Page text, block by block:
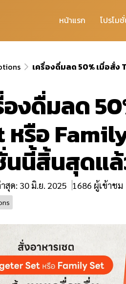
หน้าแรก โปรโม
เครื่องดื่มลด 50% เมื่อสั่
องดื่มลด
หรือ
นนี้สิ้นสุดแ
สุด: 30 มิ.ย. 2025 1686 ผู้เข้าชม